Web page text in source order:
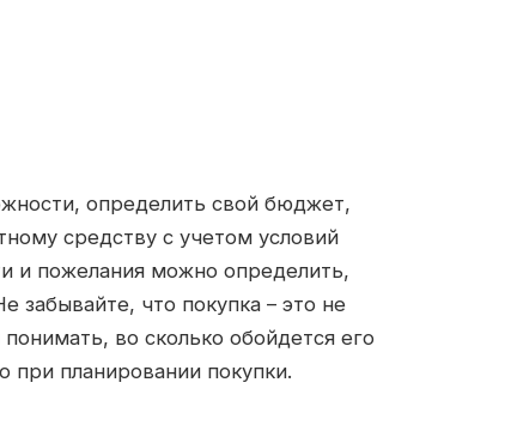
определить свой бюджет,
средству с учетом условий
и пожелания можно определить,
забывайте, что покупка – это не
во сколько обойдется его
при планировании покупки.